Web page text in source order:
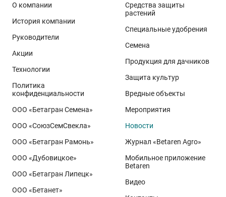
Эти результаты особенно показательны для
условий Приволжского федерального округа. Они
демонстрируют, что потенциал интенсивного сорта
реализуется при грамотном управлении
технологией: сбалансированном минеральном
питании, эффективной защите растений и точном
сопровождении посевов. Напомним, что
относится к новому поколению сортов орловского
биотипа озимой пшеницы. Это достижение
департамента селекции и семеноводства «Щёлково
Агрохим». Ей принадлежит рекорд
полученный в Орловской области в 2025 году.
Ермоловка максимально отзывчива на приёмы
интенсификации. Внесена в Государственный реестр
О компании
История компании
Руководители
Акции
Технологии
Политика
конфиденциальности
ООО «Бетагран Семена»
ООО «СоюзСемСвекла»
ООО «Бетагран Рамонь»
ООО «Дубовицкое»
ООО «Бетагран Липецк»
ООО «Бетанет»
Средства защиты
растений
Специальные удобрения
Семена
Продукция для дачников
Защита культур
Вредные объекты
Мероприятия
Новости
Журнал «Betaren Agro»
Мобильное приложение
Betaren
Видео